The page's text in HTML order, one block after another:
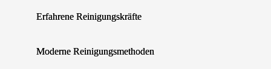
Erfahrene Reinigungskräfte
Moderne Reinigungsmethoden